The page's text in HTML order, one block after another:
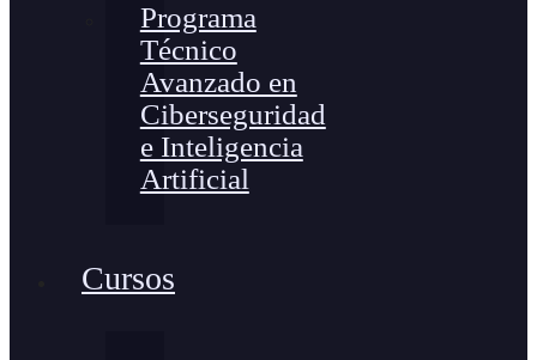
Programa
Técnico
Avanzado en
Ciberseguridad
e Inteligencia
Artificial
Cursos